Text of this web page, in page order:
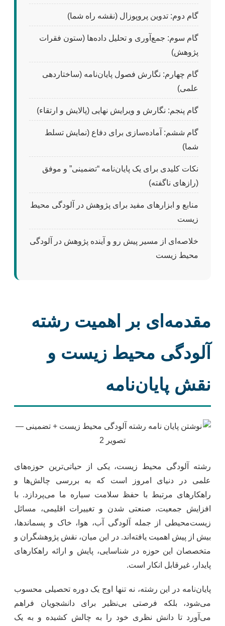
گام دوم: تدوین پروپوزال (نقشه راه شما)
گام سوم: جمع‌آوری و تحلیل داده‌ها (ستون فقرات
پژوهش)
گام چهارم: نگارش فصول پایان‌نامه (ساختاردهی
علمی)
گام پنجم: نگارش و ویرایش نهایی (پالایش و ارتقاء)
گام ششم: آماده‌سازی برای دفاع (نمایش تسلط
شما)
نکات کلیدی برای یک پایان‌نامه “تضمینی” و موفق
(رازهای ناگفته)
منابع و ابزارهای مفید برای پژوهش در آلودگی محیط
زیست
خلاصه‌ای از مسیر پیش رو و آینده پژوهش در آلودگی
محیط زیست
مقدمه‌ای بر اهمیت رشته
آلودگی محیط زیست و
نقش پایان‌نامه
رشته آلودگی محیط زیست، یکی از حیاتی‌ترین حوزه‌های
علمی در دنیای امروز است که به بررسی چالش‌ها و
راهکارهای مرتبط با حفظ سلامت سیاره ما می‌پردازد. با
افزایش جمعیت، صنعتی شدن و تغییرات اقلیمی، مسائل
زیست‌محیطی از جمله آلودگی آب، هوا، خاک و پسماندها،
بیش از پیش اهمیت یافته‌اند. در این میان، نقش پژوهشگران و
متخصصان این حوزه در شناسایی، پایش و ارائه راهکارهای
پایدار، غیرقابل انکار است.
پایان‌نامه در این رشته، نه تنها اوج یک دوره تحصیلی محسوب
می‌شود، بلکه فرصتی بی‌نظیر برای دانشجویان فراهم
می‌آورد تا دانش نظری خود را به چالش کشیده و به یک